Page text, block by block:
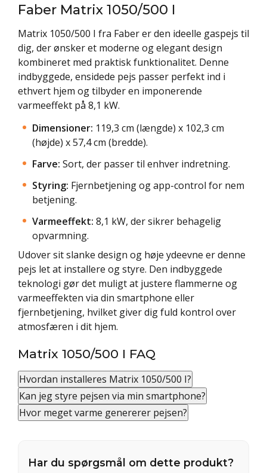
Faber Matrix 1050/500 I
Matrix 1050/500 I fra Faber er den ideelle gaspejs til
dig, der ønsker et moderne og elegant design
kombineret med praktisk funktionalitet. Denne
indbyggede, ensidede pejs passer perfekt ind i
ethvert hjem og tilbyder en imponerende
varmeeffekt på 8,1 kW.
Dimensioner: 119,3 cm (længde) x 102,3 cm
(højde) x 57,4 cm (bredde).
Farve: Sort, der passer til enhver indretning.
Styring: Fjernbetjening og app-control for nem
betjening.
Varmeeffekt: 8,1 kW, der sikrer behagelig
opvarmning.
Udover sit slanke design og høje ydeevne er denne
pejs let at installere og styre. Den indbyggede
teknologi gør det muligt at justere flammerne og
varmeeffekten via din smartphone eller
fjernbetjening, hvilket giver dig fuld kontrol over
atmosfæren i dit hjem.
Matrix 1050/500 I FAQ
Hvordan installeres Matrix 1050/500 I?
Kan jeg styre pejsen via min smartphone?
Hvor meget varme genererer pejsen?
Har du spørgsmål om dette produkt?